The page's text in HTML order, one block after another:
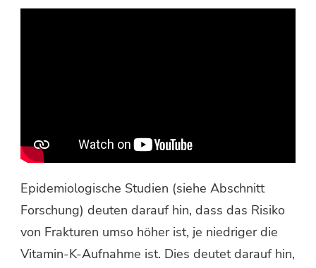
Epidemiologische Studien (siehe Abschnitt
Forschung) deuten darauf hin, dass das Risiko
von Frakturen umso höher ist, je niedriger die
Vitamin-K-Aufnahme ist. Dies deutet darauf hin,